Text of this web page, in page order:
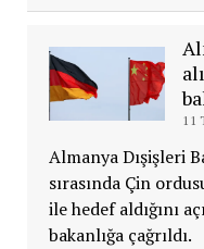
11
Almanya Dışişleri
sırasında Çin
ile hedef aldığını
bakanlığa çağrıldı.